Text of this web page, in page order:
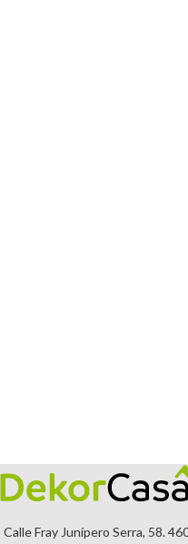
Calle Fray Junípero Serra, 58.